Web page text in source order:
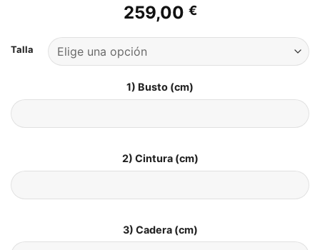
259,00 €
Talla
1) Busto (cm)
2) Cintura (cm)
3) Cadera (cm)